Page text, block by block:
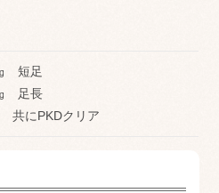
短足
足長
共にPKDクリア